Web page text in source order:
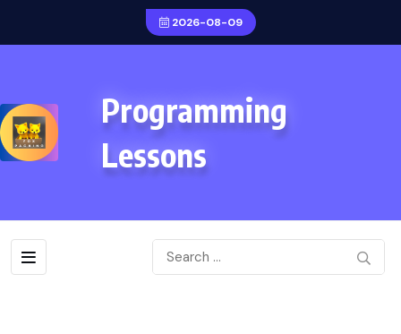
2026-08-09
Programming
Lessons